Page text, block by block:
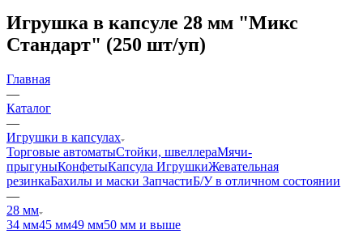
Игрушка в капсуле 28 мм "Микс
Стандарт" (250 шт/уп)
Главная
—
Каталог
—
Игрушки в капсулах
Торговые автоматыСтойки, швеллераМячи-
прыгуныКонфетыКапсула ИгрушкиЖевательная
резинкаБахилы и маски ЗапчастиБ/У в отличном состоянии
—
28 мм
34 мм45 мм49 мм50 мм и выше